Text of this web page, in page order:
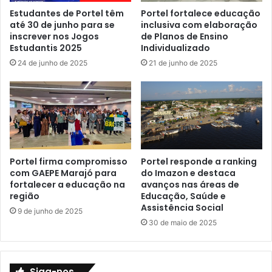
S
u
c
e
s
o
e
r
o
s
p
e
r
i
d
d
e
l
e
n
s
e
n
i
i
a
c
o
m
e
m
o
ã
o
e
Estudantes de Portel têm
até 30 de junho para se
inscrever nos Jogos
Estudantis 2025
24 de junho de 2025
Portel fortalece educação
inclusiva com elaboração
de Planos de Ensino
Individualizado
21 de junho de 2025
Portel firma compromisso
com GAEPE Marajó para
fortalecer a educação na
região
9 de junho de 2025
Portel responde a ranking
do Imazon e destaca
avanços nas áreas de
Educação, Saúde e
Assistência Social
30 de maio de 2025